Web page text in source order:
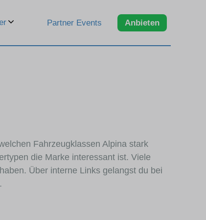
Partner Events Anbieten
Fahrzeugklassen Alpina stark
die Marke interessant ist. Viele
haben. Über interne Links gelangst du bei